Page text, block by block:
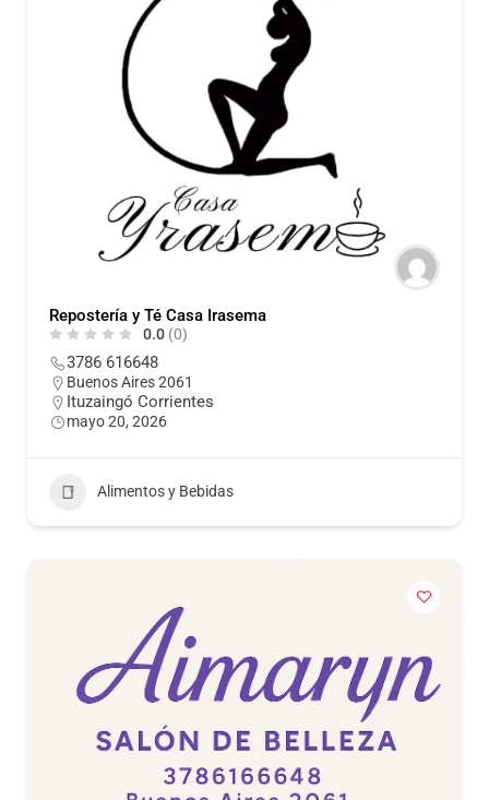
Repostería y Té Casa Irasema
0.0 (0)
3786 616648
Buenos Aires 2061
Ituzaingó Corrientes
mayo 20, 2026
Alimentos y Bebidas